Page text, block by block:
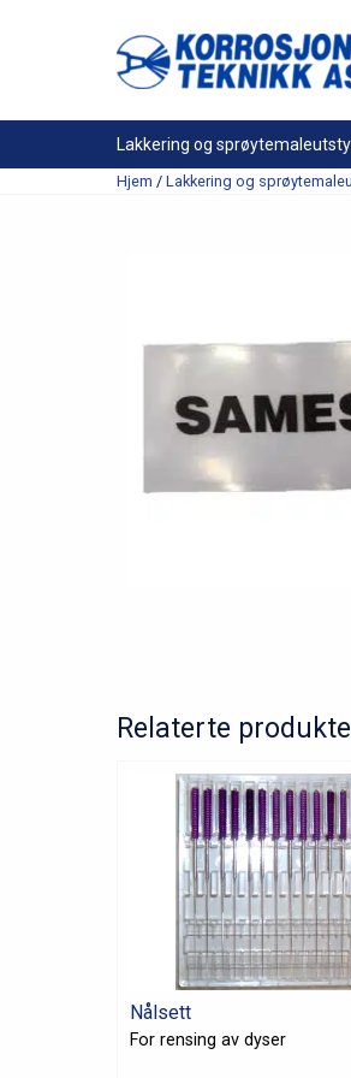
Lakkering og
Hjem / Lakkering og
Relaterte
Nålsett
For rensing av dyser